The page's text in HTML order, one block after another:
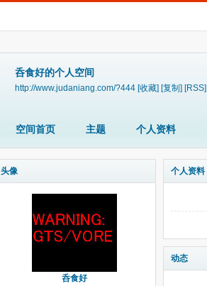
呑食好的个人空间
http://www.judaniang.com/?444 [收藏] [复制] [RSS]
空间首页 主题 个人资料
头像
呑食好
个人资料
动态